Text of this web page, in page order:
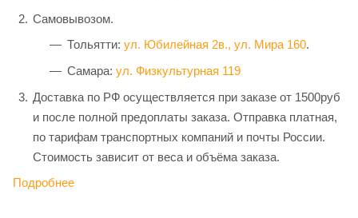
Самовывозом.
Тольятти: ул. Юбилейная 2в., ул. Мира 160.
Самара: ул. Физкультурная 119
Доставка по РФ осуществляется при заказе от 1500руб
и после полной предоплаты заказа. Отправка платная,
по тарифам транспортных компаний и почты России.
Стоимость зависит от веса и объёма заказа.
Подробнее